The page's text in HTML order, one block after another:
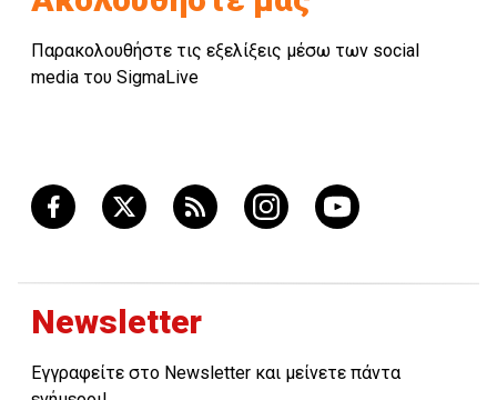
Παρακολουθήστε τις εξελίξεις μέσω των social
media του SigmaLive
Newsletter
Εγγραφείτε στο Newsletter και μείνετε πάντα